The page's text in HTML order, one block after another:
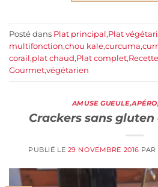
Posté dans Plat principal,Plat
multifonction,chou kale,curcuma,
corail,plat chaud,Plat complet,
Gourmet,végétarien
AMUSE GUEULE,APÉRO,
Crackers sans
PUBLIÉ LE 29 NOVEMBRE 2016 PAR